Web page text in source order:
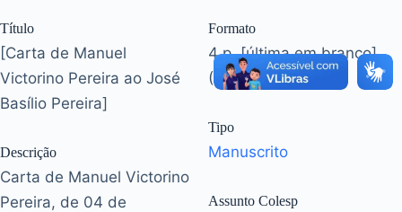
Título
[Carta de Manuel
Victorino Pereira ao José
Basílio Pereira]
Descrição
Carta de Manuel Victorino
Pereira, de 04 de
Formato
4 p. [última em branco]
(17,7 x 11,2 cm)
Tipo
Manuscrito
Assunto Colesp